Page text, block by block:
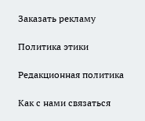
Заказать рекламу
Политика этики
Редакционная политика
Как с нами связаться